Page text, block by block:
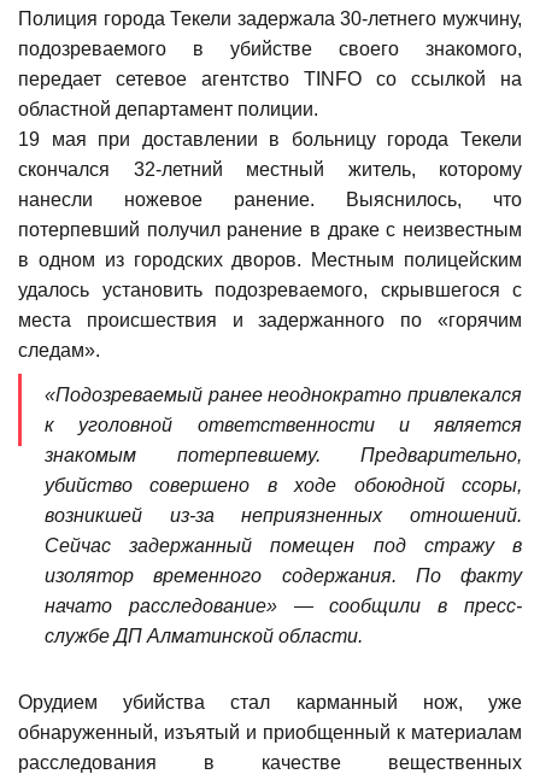
Полиция города Текели задержала 30-летнего мужчину,
подозреваемого в убийстве своего знакомого,
передает сетевое агентство TINFO со ссылкой на
областной департамент полиции.
19 мая при доставлении в больницу города Текели
скончался 32-летний местный житель, которому
нанесли ножевое ранение. Выяснилось, что
потерпевший получил ранение в драке с неизвестным
в одном из городских дворов. Местным полицейским
удалось установить подозреваемого, скрывшегося с
места происшествия и задержанного по «горячим
следам».
«Подозреваемый ранее неоднократно привлекался
к уголовной ответственности и является
знакомым потерпевшему. Предварительно,
убийство совершено в ходе обоюдной ссоры,
возникшей из-за неприязненных отношений.
Сейчас задержанный помещен под стражу в
изолятор временного содержания. По факту
начато расследование» — сообщили в пресс-
службе ДП Алматинской области.
Орудием убийства стал карманный нож, уже
обнаруженный, изъятый и приобщенный к материалам
расследования в качестве вещественных